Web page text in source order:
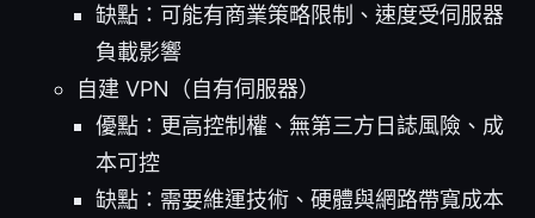
缺點：可能有商業策略限制、速度受伺服器
負載影響
自建 VPN（自有伺服器）
優點：更高控制權、無第三方日誌風險、成
本可控
缺點：需要維運技術、硬體與網路帶寬成本